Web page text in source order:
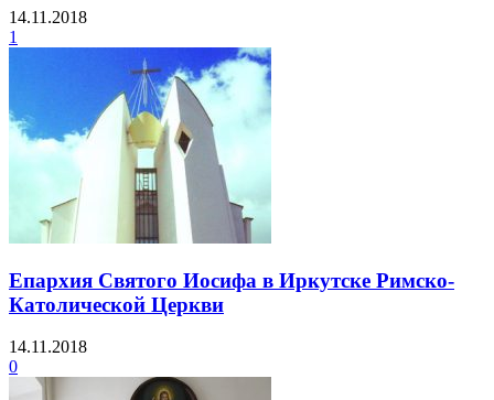
14.11.2018
1
Епархия Святого Иосифа в Иркутске Римско-
Католической Церкви
14.11.2018
0